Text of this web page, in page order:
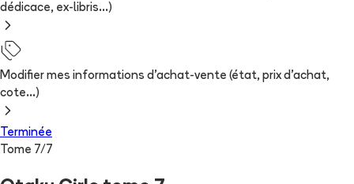
dédicace, ex-libris...)
Modifier mes informations d'achat-vente (état, prix d'achat,
cote...)
Terminée
Tome 7/ 7